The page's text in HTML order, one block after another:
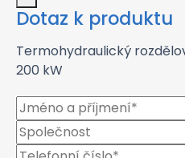
Dotaz k produktu
Termohydraulický
200 kW